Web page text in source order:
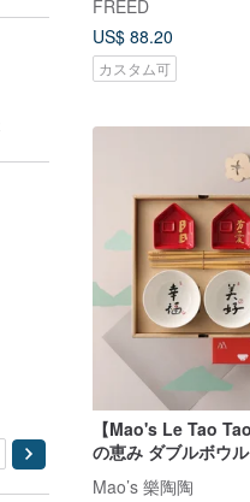
ト オーダー刻印
FREED
US$ 88.20
カスタム可
【Mao's Le Tao
の恵み ダブルボウ
ボックスセット
Mao’s 樂陶陶